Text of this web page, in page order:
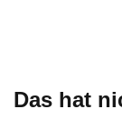
Das hat